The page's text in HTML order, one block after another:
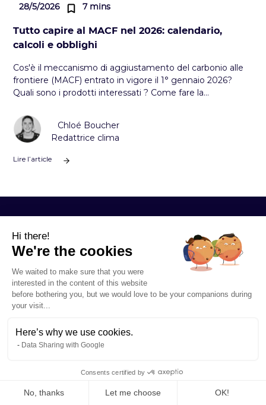
28/5/2026 7 mins
Tutto capire al MACF nel 2026: calendario,
calcoli e obblighi
Cos'è il meccanismo di aggiustamento del carbonio alle
frontiere (MACF) entrato in vigore il 1° gennaio 2026?
Quali sono i prodotti interessati ? Come fare la
Chloé Boucher
Redattrice clima
Lire l’article
Bilancio del carbonio
Analisi del ciclo di vita
Strategia climatica
Supporto CSRD
Supporto VSME
Contattaci
Hi there!
We're the cookies
We waited to make sure that you were
interested in the content of this website
before bothering you, but we would love to be your companions during
your visit...
Here’s why we use cookies.
Data Sharing with Google
Consents certified by
No, thanks Let me choose OK!